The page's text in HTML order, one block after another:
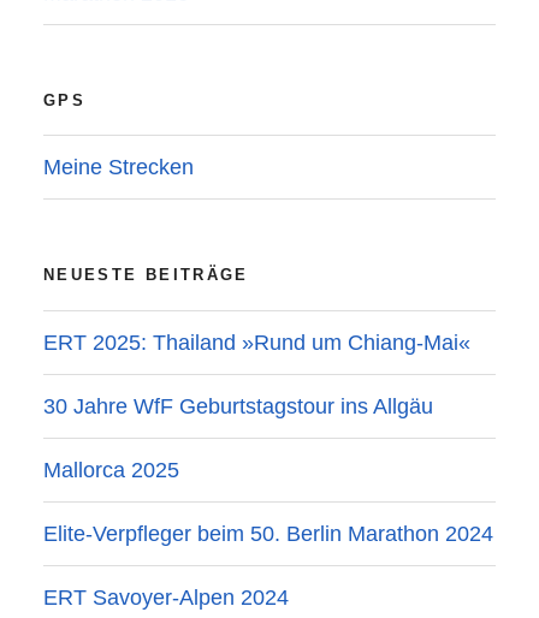
GPS
Meine Strecken
NEUESTE BEITRÄGE
ERT 2025: Thailand »Rund um Chiang-Mai«
30 Jahre WfF Geburtstagstour ins Allgäu
Mallorca 2025
Elite-Verpfleger beim 50. Berlin Marathon 2024
ERT Savoyer-Alpen 2024